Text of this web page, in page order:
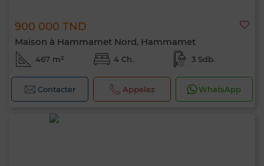
900 000 TND
Maison à Hammamet Nord, Hammamet
467 m² 4 Ch. 3 Sdb.
Contacter Appelez WhatsApp